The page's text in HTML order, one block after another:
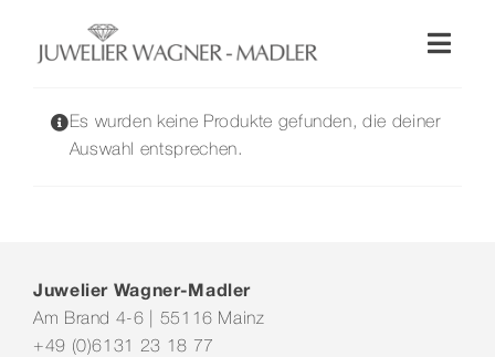
springen
Wellendorff
Es wurden keine Produkte gefunden, die deiner
Auswahl entsprechen.
Juwelier Wagner-Madler
Am Brand 4-6 | 55116 Mainz
+49 (0)6131 23 18 77